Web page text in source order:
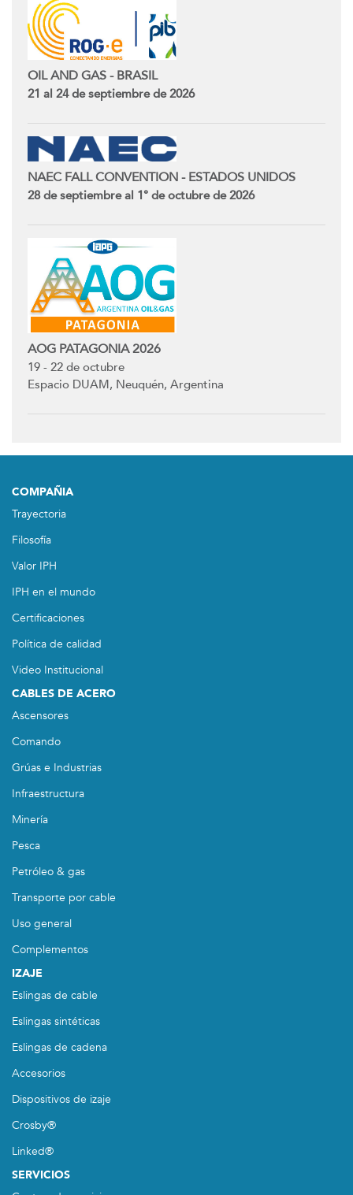
OIL AND GAS - BRASIL
21 al 24 de septiembre de 2026
NAEC FALL CONVENTION - ESTADOS UNIDOS
28 de septiembre al 1° de octubre de 2026
AOG PATAGONIA 2026
19 - 22 de octubre
Espacio DUAM, Neuquén, Argentina
COMPAÑIA
Trayectoria
Filosofía
Valor IPH
IPH en el mundo
Certificaciones
Política de calidad
Video Institucional
CABLES DE ACERO
Ascensores
Comando
Grúas e Industrias
Infraestructura
Minería
Pesca
Petróleo & gas
Transporte por cable
Uso general
Complementos
IZAJE
Eslingas de cable
Eslingas sintéticas
Eslingas de cadena
Accesorios
Dispositivos de izaje
Crosby®
Linked®
SERVICIOS